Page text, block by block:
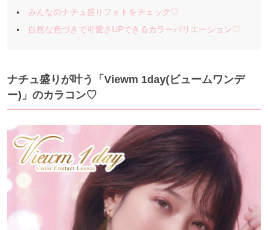
みんなのナチュ盛りフォトをチェック♡
自然な色づきで可愛さUPできるカラーバリエーション♡
ナチュ盛りが叶う
「Viewm 1day(ビュームワンデ
ー)」のカラコン♡